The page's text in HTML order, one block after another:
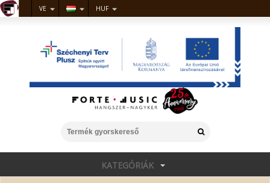
VE HUF
KATEGÓRIÁK